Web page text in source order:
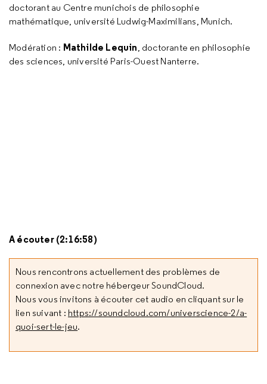
doctorant au Centre munichois de philosophie
mathématique, université Ludwig-Maximilians, Munich.
Modération : Mathilde Lequin, doctorante en philosophie
des sciences, université Paris-Ouest Nanterre.
A écouter (2:16:58)
Nous rencontrons actuellement des problèmes de
connexion avec notre hébergeur SoundCloud.
Nous vous invitons à écouter cet audio en cliquant sur le
lien suivant : https://soundcloud.com/universcience-2/a-
quoi-sert-le-jeu.